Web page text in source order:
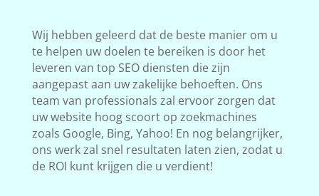
Wij hebben geleerd dat de beste manier om u
te helpen uw doelen te bereiken is door het
leveren van top SEO diensten die zijn
aangepast aan uw zakelijke behoeften. Ons
team van professionals zal ervoor zorgen dat
uw website hoog scoort op zoekmachines
zoals Google, Bing, Yahoo! En nog belangrijker,
ons werk zal snel resultaten laten zien, zodat u
de ROI kunt krijgen die u verdient!